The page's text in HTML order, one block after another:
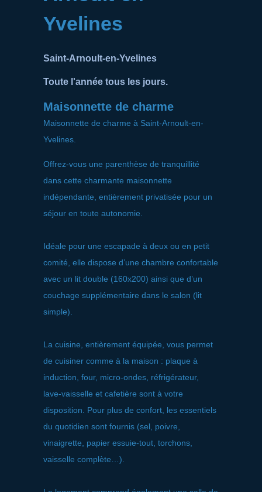
Yvelines
Saint-Arnoult-en-Yvelines
Toute l'année tous les jours.
Maisonnette de charme
Maisonnette de charme à Saint-Arnoult-en-
Yvelines.
Offrez-vous une parenthèse de tranquillité
dans cette charmante maisonnette
indépendante, entièrement privatisée pour un
séjour en toute autonomie.
Idéale pour une escapade à deux ou en petit
comité, elle dispose d’une chambre confortable
avec un lit double (160x200) ainsi que d’un
couchage supplémentaire dans le salon (lit
simple).
La cuisine, entièrement équipée, vous permet
de cuisiner comme à la maison : plaque à
induction, four, micro-ondes, réfrigérateur,
lave-vaisselle et cafetière sont à votre
disposition. Pour plus de confort, les essentiels
du quotidien sont fournis (sel, poivre,
vinaigrette, papier essuie-tout, torchons,
vaisselle complète…).